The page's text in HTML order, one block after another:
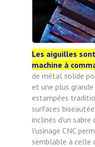
Les aiguilles
machine à
de métal solide
et une plus
estampées
surfaces
inclinés d'un sabre
l'usinage CNC
semblable à celle